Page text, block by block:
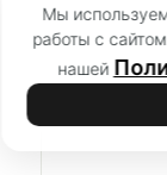
Мы
работы с
нашей